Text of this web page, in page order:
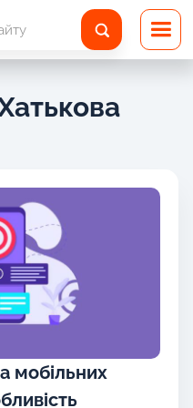
мобільних